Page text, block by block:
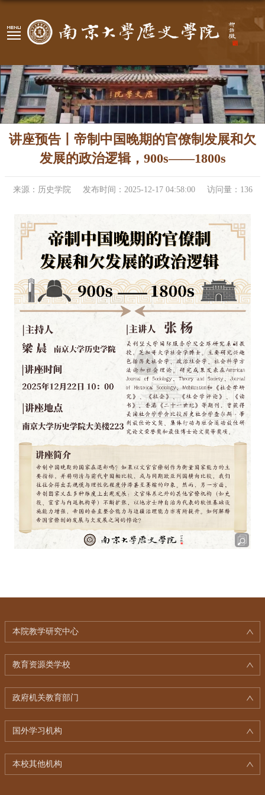
讲座预告丨帝制中国晚期的官僚制发展和欠
发展的政治逻辑，900s——1800s
来源：历史学院 发布时间：2025-12-17 04:58:00 访问量： 136
本院教学研究中心
教育资源类学校
政府机关教育部门
国外学习机构
本校其他机构